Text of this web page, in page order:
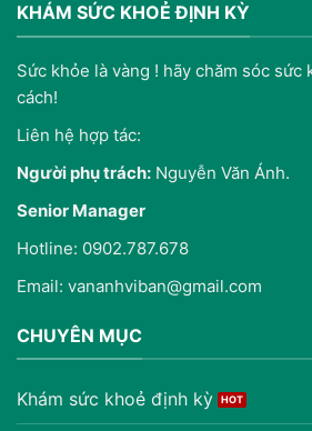
KHÁM SỨC KHOẺ ĐỊNH KỲ
Sức khỏe là vàng ! hãy chăm sóc sức
cách!
Liên hệ hợp tác:
Người phụ trách: Nguyễn Văn Ánh.
Senior Manager
Hotline: 0902.787.678
Email: vananhviban@gmail.com
CHUYÊN MỤC
Khám sức khoẻ định kỳ